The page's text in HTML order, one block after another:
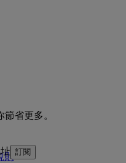
則
省更多。
訂閱